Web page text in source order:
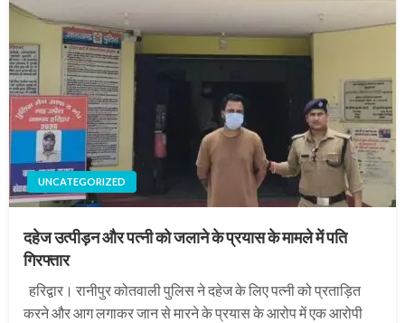
UNCATEGORIZED
दहेज उत्पीड़न और पत्नी को जलाने के प्रयास के मामले में पति
गिरफ्तार
हरिद्वार। रानीपुर कोतवाली पुलिस ने दहेज के लिए पत्नी को प्रताड़ित
करने और आग लगाकर जान से मारने के प्रयास के आरोप में एक आरोपी